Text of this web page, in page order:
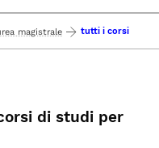
magistrale tutti i corsi
di studi per